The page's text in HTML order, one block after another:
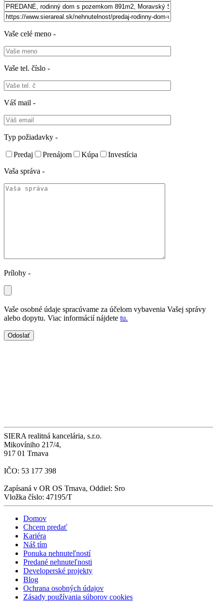
Vaše celé meno -
Vaše tel. číslo -
Váš mail -
Typ požiadavky -
Predaj Prenájom Kúpa
Investícia
Vaša správa -
Prílohy -
Vaše osobné údaje spracúvame za účelom vybavenia Vašej správy
alebo dopytu. Viac informácií nájdete tu.
SIERA realitná kancelária, s.r.o.
Mikovíniho 217/4,
917 01 Trnava
IČO: 53 177 398
Zapísaná v OR OS Trnava, Oddiel: Sro
Vložka číslo: 47195/T
Domov
Chcem predať
Kariéra
Náš tím
Ponuka nehnuteľností
Predané nehnuteľnosti
Developerské projekty
Blog
Ochrana osobných údajov
Zásady používania súborov cookies